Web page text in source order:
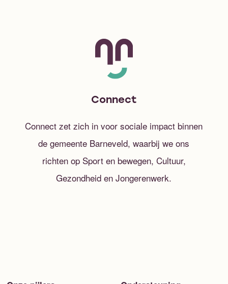
Connect
Connect zet zich in voor sociale impact binnen
de gemeente Barneveld, waarbij we ons
richten op Sport en bewegen, Cultuur,
Gezondheid en Jongerenwerk.